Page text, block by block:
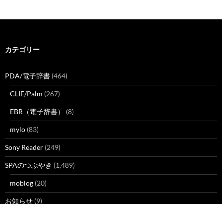
カテゴリー
PDA/電子辞書 (464)
CLIE/Palm (267)
EBR（電子辞書） (8)
mylo (83)
Sony Reader (249)
SPAのつぶやき (1,489)
moblog (20)
お知らせ (9)